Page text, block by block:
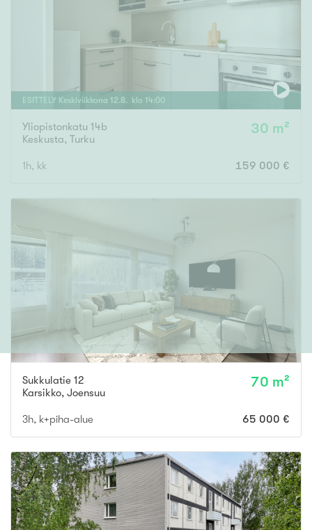
ESITTELY Keskiviikkona 12.8. klo 14:00
Yliopistonkatu 14b
Keskusta, Turku
30 m²
1h, kk 159 000 €
Sukkulatie 12
Karsikko, Joensuu
70 m²
3h, k+piha-alue 65 000 €